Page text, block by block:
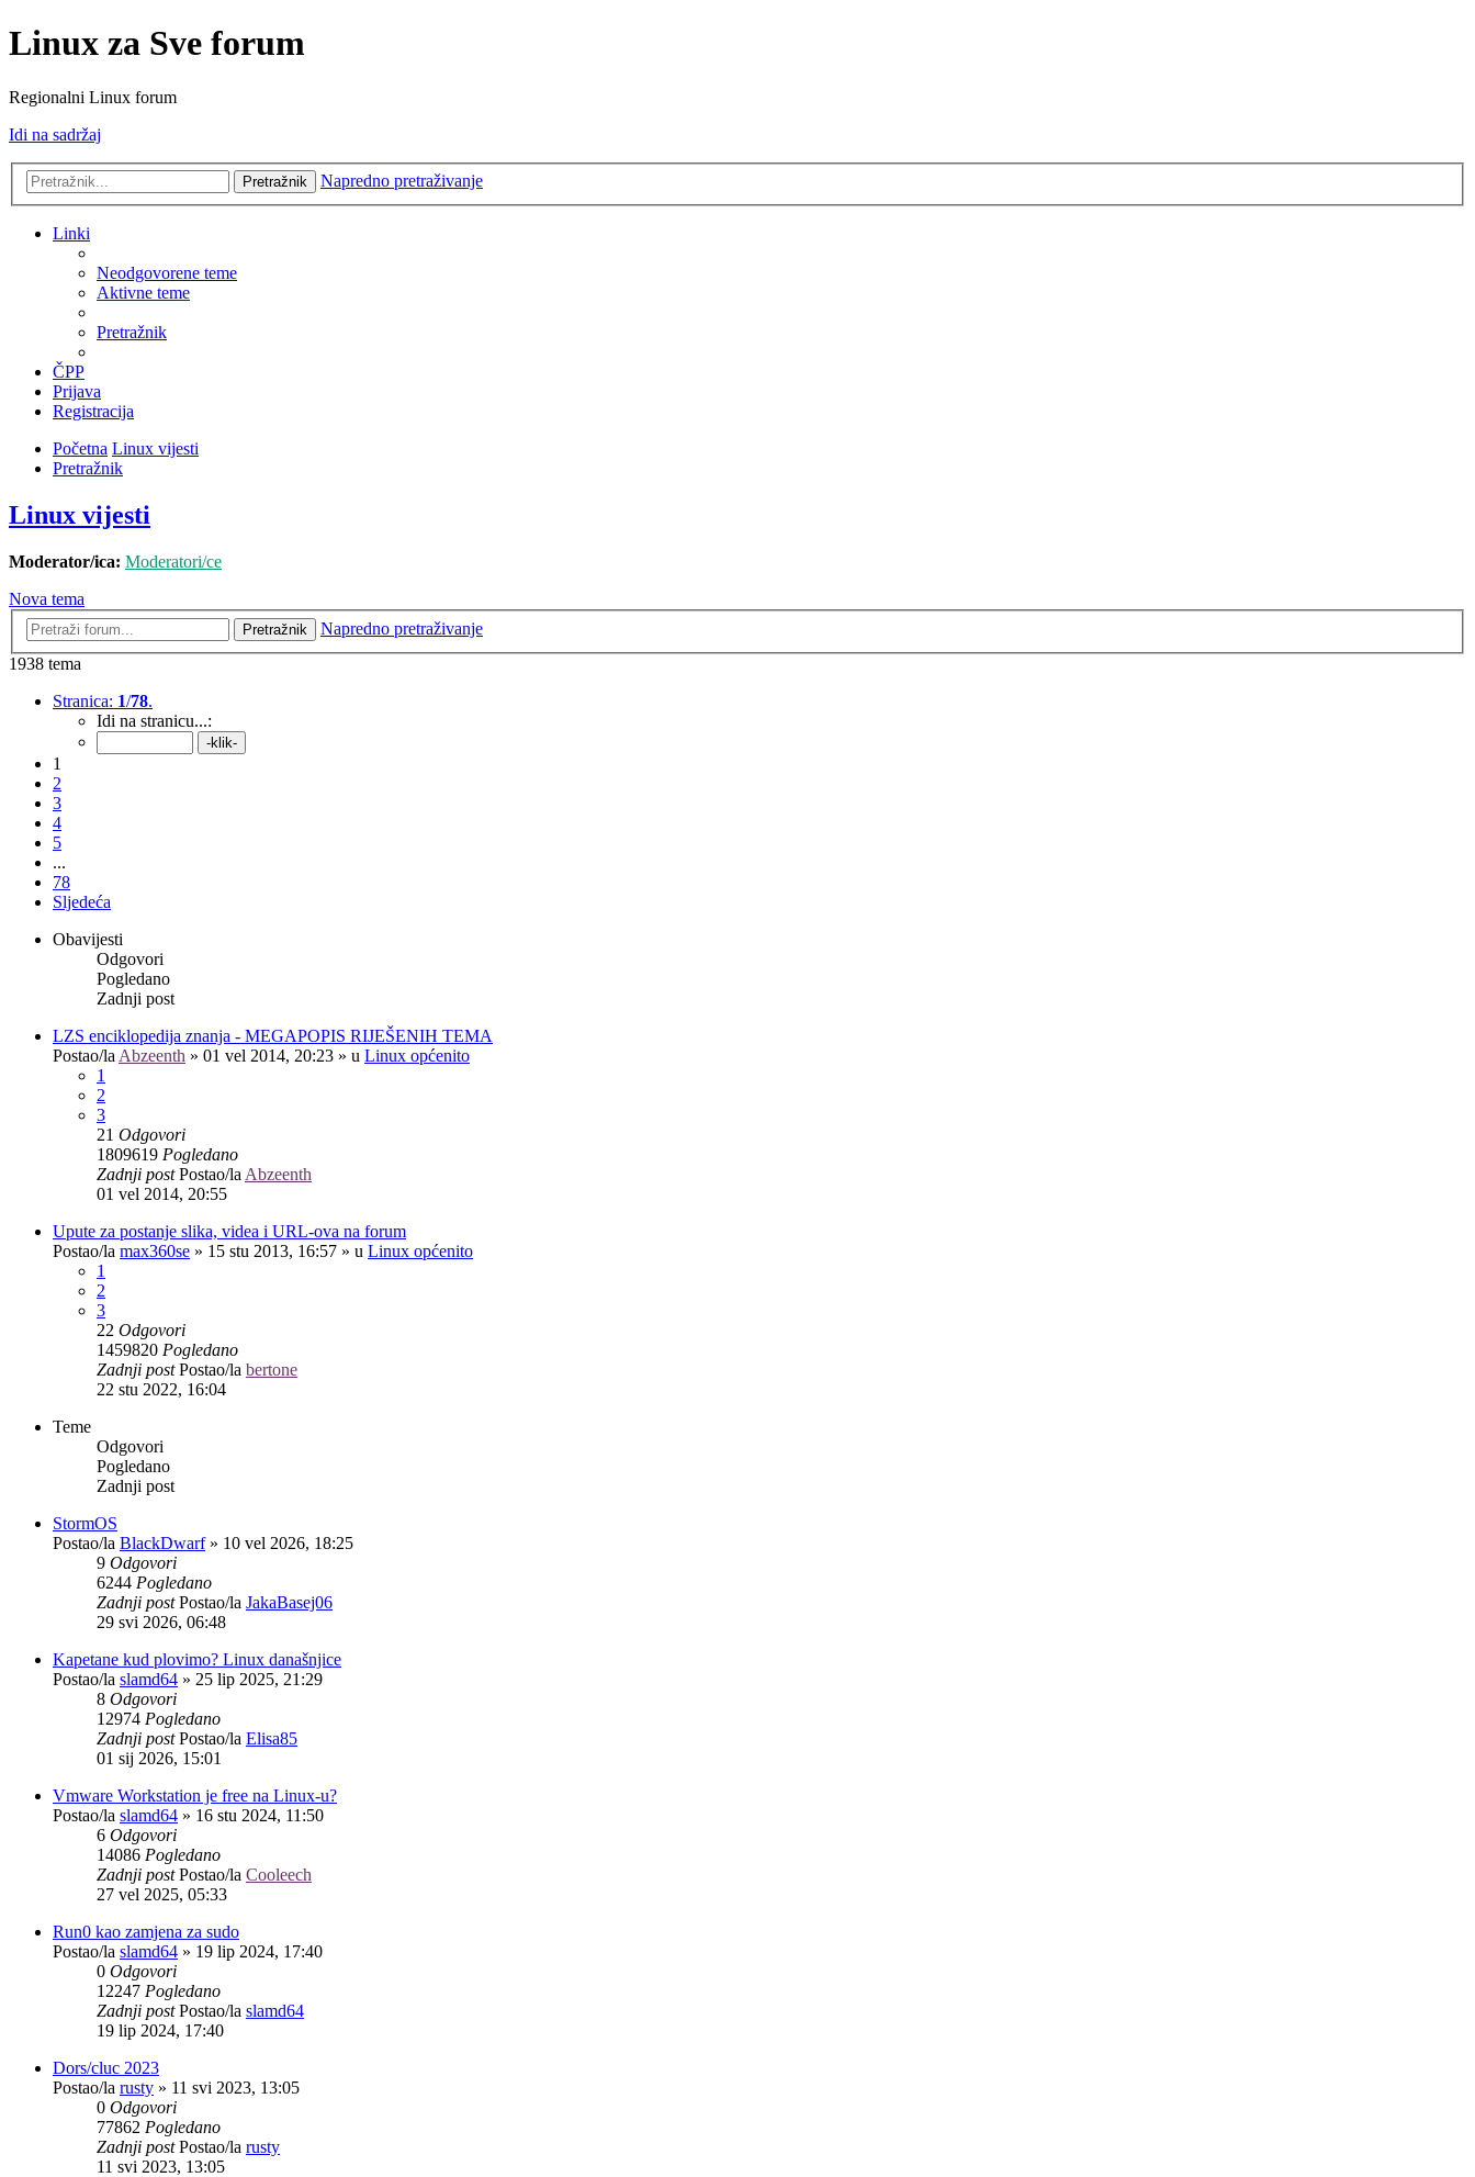
Linux za Sve forum
Regionalni Linux forum
Idi na sadržaj
Pretražnik Napredno pretraživanje
Linki
Neodgovorene teme
Aktivne teme
Pretražnik
ČPP
Prijava
Registracija
Početna Linux vijesti
Pretražnik
Linux vijesti
Moderator/ica: Moderatori/ce
Nova tema
Pretražnik
Napredno pretraživanje
1938 tema
Stranica: 1/78.
Idi na stranicu...:
1
2
3
4
5
...
78
Sljedeća
Obavijesti
Odgovori
Pogledano
Zadnji post
LZS enciklopedija znanja - MEGAPOPIS RIJEŠENIH TEMA
Postao/la Abzeenth » 01 vel 2014, 20:23 » u Linux općenito
1
2
3
21 Odgovori
1809619 Pogledano
Zadnji postPostao/la Abzeenth
01 vel 2014, 20:55
Upute za postanje slika, videa i URL-ova na forum
Postao/la max360se » 15 stu 2013, 16:57 » u Linux općenito
1
2
3
22 Odgovori
1459820 Pogledano
Zadnji postPostao/la bertone
22 stu 2022, 16:04
Teme
Odgovori
Pogledano
Zadnji post
StormOS
Postao/la BlackDwarf» 10 vel 2026, 18:25
9 Odgovori
6244 Pogledano
Zadnji postPostao/la JakaBasej06
29 svi 2026, 06:48
Kapetane kud plovimo? Linux današnjice
Postao/la slamd64 » 25 lip 2025, 21:29
8 Odgovori
12974 Pogledano
Zadnji postPostao/la Elisa85
01 sij 2026, 15:01
Vmware Workstation je free na Linux-u?
Postao/la slamd64 » 16 stu 2024, 11:50
6 Odgovori
14086 Pogledano
Zadnji postPostao/la Cooleech
27 vel 2025, 05:33
Run0 kao zamjena za sudo
Postao/la slamd64 » 19 lip 2024, 17:40
0 Odgovori
12247 Pogledano
Zadnji postPostao/la slamd64
19 lip 2024, 17:40
Dors/cluc 2023
Postao/la rusty » 11 svi 2023, 13:05
0 Odgovori
77862 Pogledano
Zadnji postPostao/la rusty
11 svi 2023, 13:05